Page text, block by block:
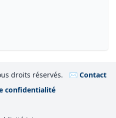
droits réservés.
✉️ Contact
confidentialité